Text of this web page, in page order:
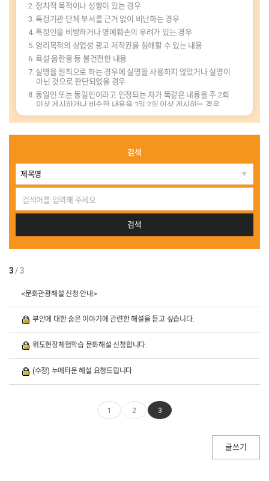
정치적 목적이나 성향이 있는 경우
특정기관·단체·부서를 근거 없이 비난하는 경우
특정인을 비방하거나 명예훼손의 우려가 있는 경우
영리목적의 상업성 광고·저작권을 침해할 수 있는 내용
욕설·음란물 등 불건전한 내용
실명을 원칙으로 하는 경우에 실명을 사용하지 않았거나 실명이
아닌 것으로 판단되었을 경우
동일인 또는 동일인이라고 인정되는 자가 똑같은 내용을 주 2회
이상 게시하거나 비슷한 내용을 1일 2회 이상 게시하는 경우
그 밖에 연습성·오류·장난성 내용 등
검색
3/ 3
<문화관광해설 신청 안내>
부안에 대한 숨은 이야기에 관련한 해설을 듣고 싶습니다.
위도현장체험학습 문화해설 신청합니다.
(수정) 누에타운 해설 요청드립니다
1 2 3
글쓰기